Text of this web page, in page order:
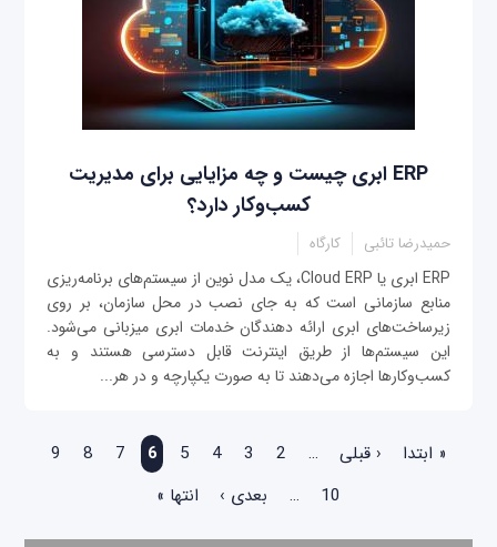
ERP ابری چیست و چه مزایایی برای مدیریت
کسب‌وکار دارد؟
حمیدرضا تائبی کارگاه
ERP ابری یا Cloud ERP، یک مدل نوین از سیستم‌های برنامه‌ریزی
منابع سازمانی است که به جای نصب در محل سازمان، بر روی
زیرساخت‌های ابری ارائه دهندگان خدمات ابری میزبانی می‌شود.
این سیستم‌ها از طریق اینترنت قابل دسترسی هستند و به
کسب‌وکارها اجازه می‌دهند تا به صورت یکپارچه و در هر...
صفحه‌ها
« ابتدا ‹ قبلی …
2
3
4
5
6
7
8
9
10
… بعدی › انتها »